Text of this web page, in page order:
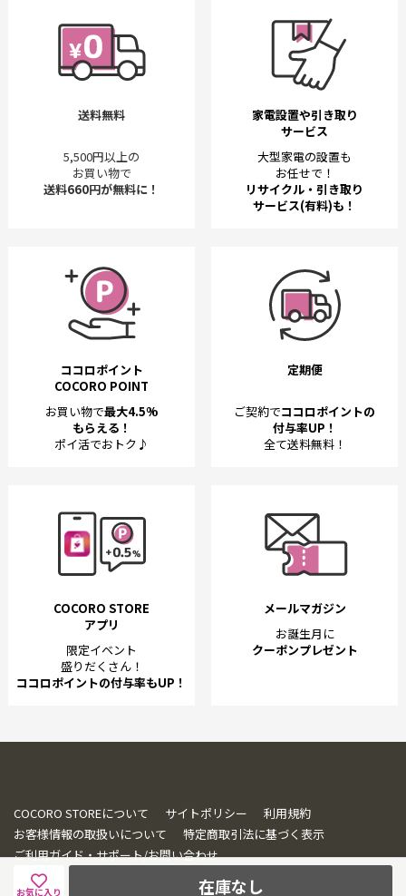
在庫なし
お気に入り
送料無料
5,500円以上の
お買い物で
送料660円が無料に！
家電設置や引き取り
サービス
大型家電の設置も
お任せで！
リサイクル・引き取り
サービス(有料)も！
ココロポイント
COCORO POINT
お買い物で最大4.5%
もらえる！
ポイ活でおトク♪
定期便
ご契約でココロポイントの
付与率UP！
全て送料無料！
COCORO STORE
アプリ
限定イベント
盛りだくさん！
ココロポイントの付与率もUP！
メールマガジン
お誕生月に
クーポンプレゼント
COCORO STOREについて サイトポリシー
利用規約
お客様情報の取扱いについて
特定商取引法に基づく表示
ご利用ガイド・サポート/お問い合わせ